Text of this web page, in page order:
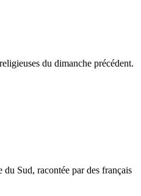
du dimanche précédent.
Sud, racontée par des français